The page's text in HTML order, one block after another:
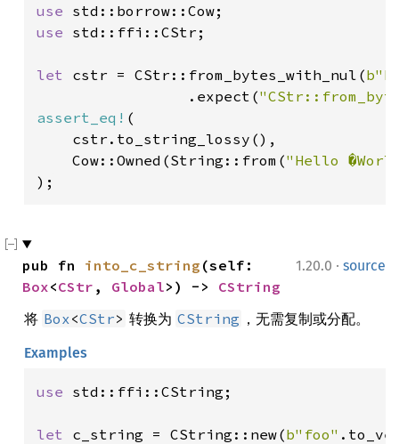
use
use std::ffi::CStr;
let cstr = CStr::from_bytes_with_nul(
                 .expect(
assert_eq! (
    cstr.to_string_lossy(),
    Cow::Owned(String::from(
"Hello
);
1.20.0 · source
pub fn into_c_string
Box<CStr , Global>) -> CString
将 Box<CStr> 转换为 CString ，无需复制或分配。
Examples
use std::ffi::CString;
let c_string = CString::new(b"foo"